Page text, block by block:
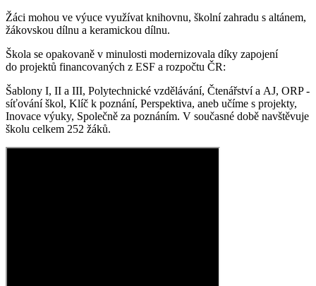
Žáci mohou ve výuce využívat knihovnu, školní zahradu s altánem,
žákovskou dílnu a keramickou dílnu.
Škola se opakovaně v minulosti modernizovala díky zapojení
do projektů financovaných z ESF a rozpočtu ČR:
Šablony I, II a III, Polytechnické vzdělávání, Čtenářství a AJ, ORP -
síťování škol, Klíč k poznání, Perspektiva, aneb učíme s projekty,
Inovace výuky, Společně za poznáním. V současné době navštěvuje
školu celkem 252 žáků.